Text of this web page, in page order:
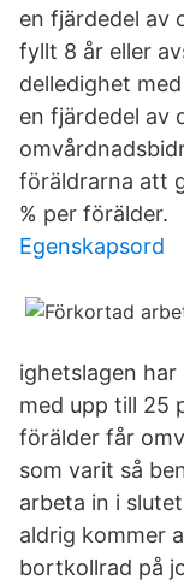
en fjärdedel av
fyllt 8 år eller
delledighet
en fjärdedel av
föräldrarna att
% per förälder.
Egenskapsord
ighetslagen
med upp till 25
förälder får
som varit så
arbeta in i
aldrig kommer
bortkollrad på